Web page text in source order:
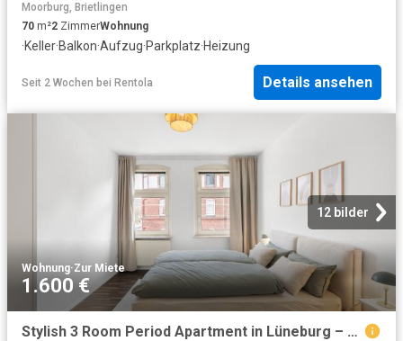
Moorburg, Brietlingen
70 m²2 ZimmerWohnung
·Keller·Balkon·Aufzug·Parkplatz·Heizung
Seit 2 Wochen bei Rentola Details ansehen
12 bilder
Wohnung·Zur Miete
1.600 €
Stylish 3 Room Period Apartment in Lüneburg – Quiet, High Quality & Ideal for Temporary Living from October